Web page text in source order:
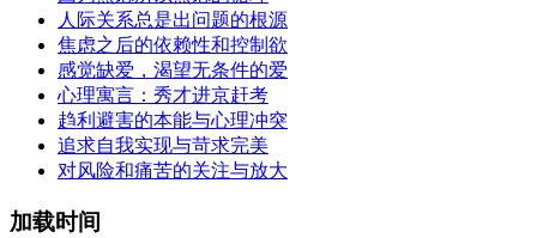
人际关系总是出问题的根源
焦虑之后的依赖性和控制欲
感觉缺爱，渴望无条件的爱
心理寓言：秀才进京赶考
趋利避害的本能与心理冲突
追求自我实现与苛求完美
对风险和痛苦的关注与放大
加载时间